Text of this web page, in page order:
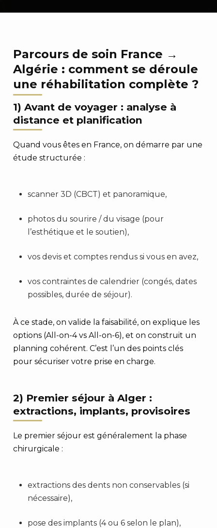
Parcours de soin France →
Algérie : comment se déroule
une réhabilitation complète ?
1) Avant de voyager : analyse à
distance et planification
Quand vous êtes en France, on démarre par une
étude structurée :
scanner 3D (CBCT) et panoramique,
photos du sourire / du visage (pour
l’esthétique et le soutien),
vos devis et comptes rendus si vous en avez,
vos contraintes de calendrier (congés, dates
possibles, durée de séjour).
À ce stade, on valide la faisabilité, on explique les
options (All-on-4 vs All-on-6), et on construit un
planning cohérent. C’est l’un des points clés
pour sécuriser votre prise en charge.
2) Premier séjour à Alger :
extractions, implants, provisoires
Le premier séjour est généralement la phase
chirurgicale :
extractions des dents non conservables (si
nécessaire),
pose des implants (4 ou 6 selon le plan),